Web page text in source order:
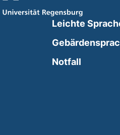
in a new window)
Leichte
Notfall